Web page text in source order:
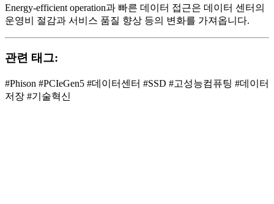
Energy-efficient operation과 빠른 데이터 접근은 데이터 센터의
운영비 절감과 서비스 품질 향상 등의 변화를 가져옵니다.
관련 태그:
#Phison #PCIeGen5 #데이터센터 #SSD #고성능컴퓨팅 #데이터
저장 #기술혁신